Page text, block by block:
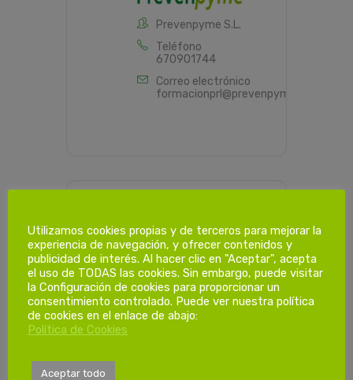
Prevenpyme S.L.
Teléfono
670901744
Correo electrónico
formacionprl@prevenpyme.es
Dias de
formación.
Utilizamos cookies propias y de terceros para mejorar la
experiencia de navegación, y ofrecer contenidos y
publicidad de interés. Al hacer clic en "Aceptar", acepta
el uso de TODAS las cookies. Sin embargo, puede visitar
la Configuración de cookies para proporcionar un
consentimiento controlado. Puede ver nuestra política
de cookies en el enlace de abajo:
Política de Cookies
Aceptar todo